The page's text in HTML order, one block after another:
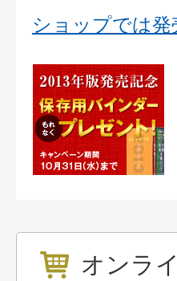
オンラ
ショップでは